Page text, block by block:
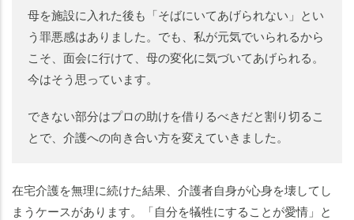
母を施設に入れた後も「そばにいてあげられない」とい
う罪悪感はありました。でも、私が元気でいられるから
こそ、面会に行けて、母の変化に気づいてあげられる。
今はそう思っています。
できない部分はプロの助けを借りるべきだと割り切るこ
とで、介護への向き合い方を変えていきました。
在宅介護を無理に続けた結果、介護者自身が心身を壊してし
まうケースがあります。「自分を犠牲にすることが愛情」と